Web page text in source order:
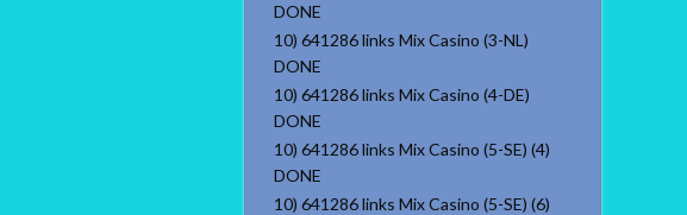
DONE
10) 641286 links Mix Casino (3-NL)
DONE
10) 641286 links Mix Casino (4-DE)
DONE
10) 641286 links Mix Casino (5-SE) (4)
DONE
10) 641286 links Mix Casino (5-SE) (6)